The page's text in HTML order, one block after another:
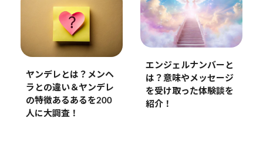
ヤンデレとは？メンヘ
ラとの違い＆ヤンデレ
の特徴あるあるを200
人に大調査！
エンジェルナンバーと
は？意味やメッセージ
を受け取った体験談を
紹介！